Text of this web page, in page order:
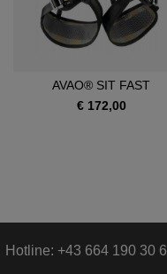
AVAO® SIT FAST
€ 172,00
Hotline: +43 664 190 30